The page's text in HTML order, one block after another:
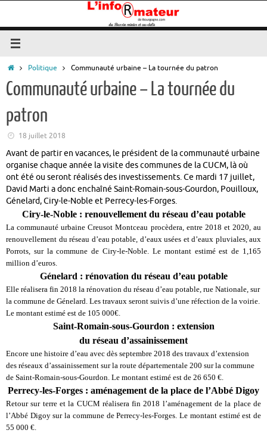
contenu
AccueilPolitique Communauté urbaine – La tournée du patron
Communauté urbaine – La tournée du
patron
18 juillet 2018
Avant de partir en vacances, le président de la communauté urbaine
organise chaque année la visite des communes de la CUCM, là où
ont été ou seront réalisés des investissements. Ce mardi 17 juillet,
David Marti a donc enchaîné Saint-Romain-sous-Gourdon, Pouilloux,
Génelard, Ciry-le-Noble et Perrecy-les-Forges.
Ciry-le-Noble : renouvellement du réseau d’eau potable
La communauté urbaine Creusot Montceau procèdera, entre 2018 et 2020, au
renouvellement du réseau d’eau potable, d’eaux usées et d’eaux pluviales, aux
Porrots, sur la commune de Ciry-le-Noble. Le montant estimé est de 1,165
million d’euros.
Génelard : rénovation du réseau d’eau potable
Elle réalisera fin 2018 la rénovation du réseau d’eau potable, rue Nationale, sur
la commune de Génelard. Les travaux seront suivis d’une réfection de la voirie.
Le montant estimé est de 105 000€.
Saint-Romain-sous-Gourdon : extension
du réseau d’assainissement
Encore une histoire d’eau avec dès septembre 2018 des travaux d’extension
des réseaux d’assainissement sur la route départementale 200 sur la commune
de Saint-Romain-sous-Gourdon. Le montant estimé est de 26 650 €.
Perrecy-les-Forges : aménagement de la place de l’Abbé Digoy
Retour sur terre et la CUCM réalisera fin 2018 l’aménagement de la place de
l’Abbé Digoy sur la commune de Perrecy-les-Forges. Le montant estimé est de
55 000 €.